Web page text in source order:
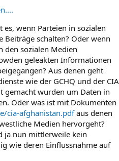
es, wenn Parteien in sozialen
schalten? Oder wenn
den sozialen Medien
geleakten Informationen
Aus denen geht
wie der GCHQ und der CIA
gemacht wurden um Daten in
Oder was ist mit Dokumenten
cia-afghanistan.pdfaus denen
Medien hervorgeht?
ja nun mittlerweile kein
wie deren Einflussnahme auf